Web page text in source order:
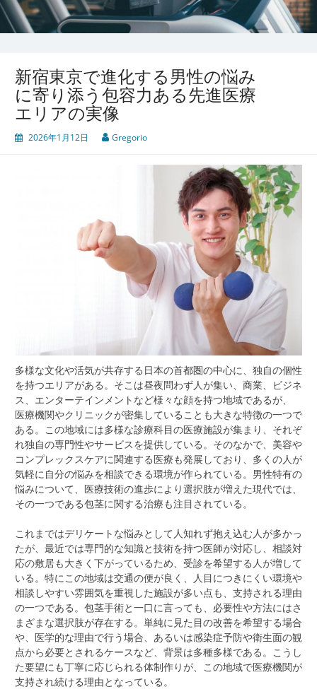
新宿東京で進化する男性の悩み
に寄り添う包容力ある先進医療
エリアの実像
2026年1月12日 Gregorio
多様な文化や活気が共存する日本の首都圏の中心に、独自の個性
を持つエリアがある。 そこは昼夜問わず人が集い、商業、ビジネ
ス、エンターテインメントなど様々な顔を持つ地域であるが、
医療機関やクリニックが密集していることも大きな特徴の一つで
ある。この地域には多様な診療科目の医療施設が集まり、それぞ
れ独自の専門性やサービスを提供している。そのなかで、美容や
コンプレックスケアに関連する医療も発展しており、多くの人が
気軽に自分の悩みを相談できる環境が作られている。男性特有の
悩みについて、医療技術の進歩により選択肢が増えた現代では、
その一つである包茎に関する治療も注目されている。
これまではデリケートな悩みとして人知れず抱え込む人が多かっ
たが、最近では専門的な知識と技術を持つ医師が対応し、相談対
応の敷居も大きく下がっているため、受診を希望する人が増して
いる。特にこの地域は交通の便が良く、人目につきにくい環境や
相談しやすい雰囲気を重視した施設が多い点も、支持される理由
の一つである。包茎手術と一口に言っても、必要性や方法にはさ
まざまな選択肢が存在する。単純に見た目の改善を希望する場合
や、医学的な理由で行う場合、あるいは感染症予防や衛生面の観
点から必要とされるケースなど、背景は多種多様である。こうし
た要望にも丁寧に応じられる体制作りが、この地域で医療機関が
支持され続ける理由となっている。